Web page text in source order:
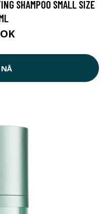
SHAMPOO SMALL SIZE